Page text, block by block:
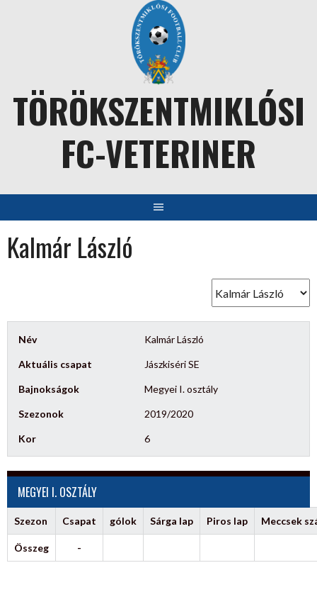
TÖRÖKSZENTMIKLÓSI
FC-VETERINER
Kalmár László
Név Kalmár László
Aktuális csapat Jászkiséri SE
Bajnokságok Megyei I. osztály
Szezonok 2019/2020
Kor 6
MEGYEI I. OSZTÁLY
Szezon Csapat gólok Sárga lap Piros lap Meccsek
Összeg -